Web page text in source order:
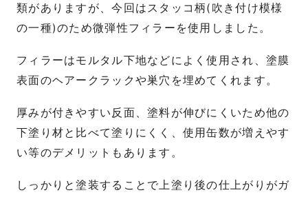
類がありますが、今回はスタッコ柄(吹き付け模様
の一種)のため微弾性フィラーを使用しました。
フィラーはモルタル下地などによく使用され、塗膜
表面のヘアークラックや巣穴を埋めてくれます。
厚みが付きやすい反面、塗料が伸びにくいため他の
下塗り材と比べて塗りにくく、使用缶数が増えやす
い等のデメリットもあります。
しっかりと塗装することで上塗り後の仕上がりがガ